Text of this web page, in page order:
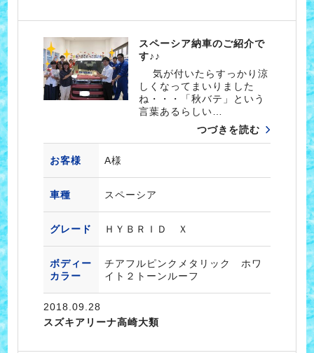
スペーシア納車のご紹介で
す♪♪
気が付いたらすっかり涼
しくなってまいりました
ね・・・「秋バテ」という
言葉あるらしい…
つづきを読む
お客様 A様
車種 スペーシア
グレード ＨＹＢＲＩＤ Ｘ
ボディー
カラー
チアフルピンクメタリック ホワ
イト２トーンルーフ
2018.09.28
スズキアリーナ高崎大類